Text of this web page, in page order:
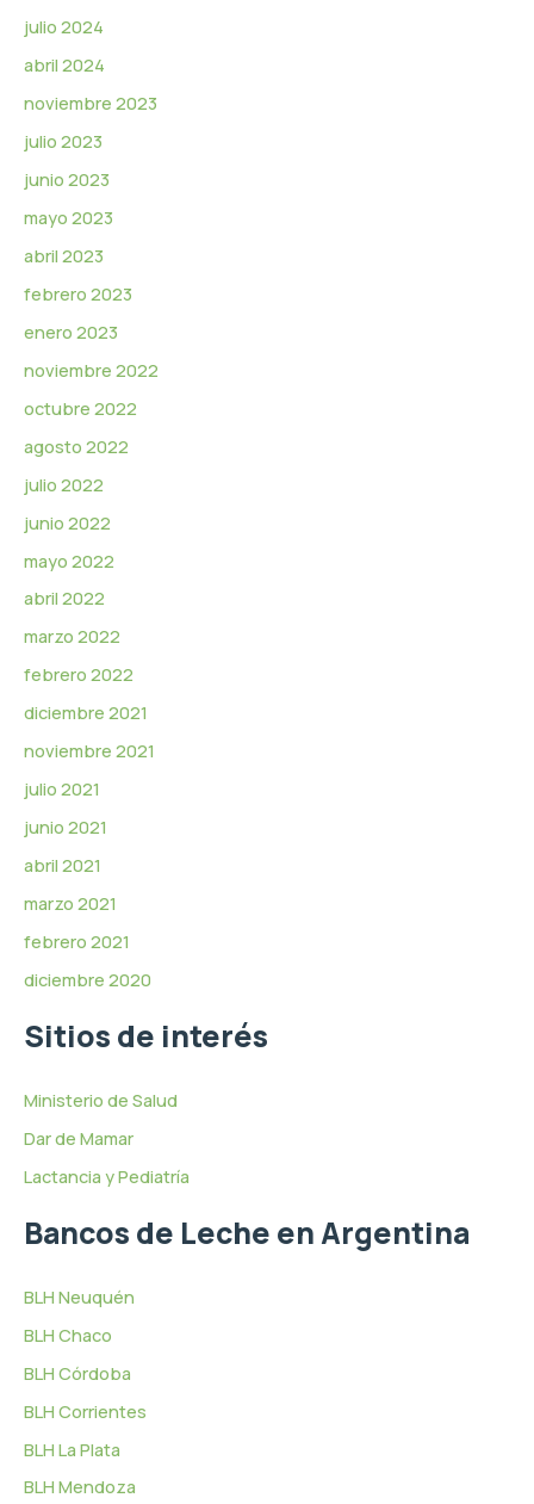
julio 2024
abril 2024
noviembre 2023
julio 2023
junio 2023
mayo 2023
abril 2023
febrero 2023
enero 2023
noviembre 2022
octubre 2022
agosto 2022
julio 2022
junio 2022
mayo 2022
abril 2022
marzo 2022
febrero 2022
diciembre 2021
noviembre 2021
julio 2021
junio 2021
abril 2021
marzo 2021
febrero 2021
diciembre 2020
Sitios de interés
Ministerio de Salud
Dar de Mamar
Lactancia y Pediatría
Bancos de Leche en Argentina
BLH Neuquén
BLH Chaco
BLH Córdoba
BLH Corrientes
BLH La Plata
BLH Mendoza